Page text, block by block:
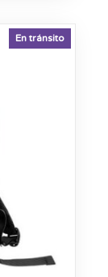
En tránsito